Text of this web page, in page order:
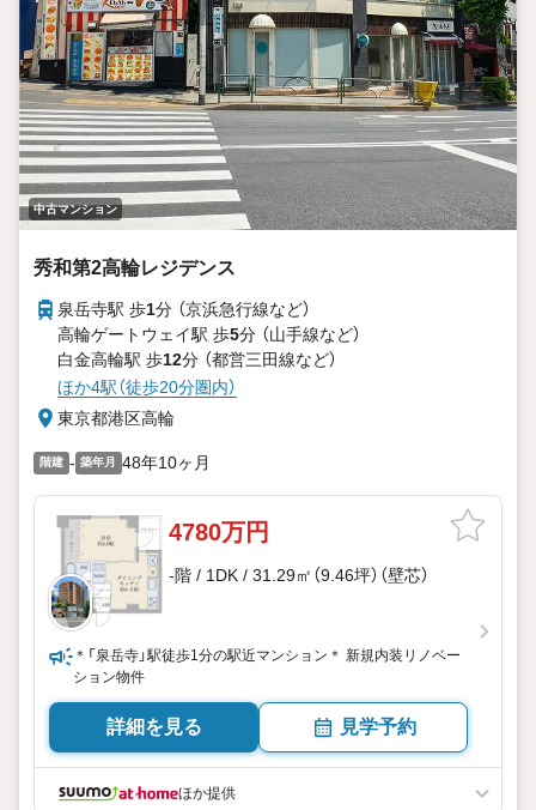
中古マンション
秀和第2高輪レジデンス
泉岳寺駅 歩1分 （京浜急行線など）
高輪ゲートウェイ駅 歩5分 （山手線など）
白金高輪駅 歩12分 （都営三田線など）
ほか4駅（徒歩20分圏内）
東京都港区高輪
階建 - 築年月 48年10ヶ月
4780万円
-階 / 1DK / 31.29㎡（9.46坪）（壁芯）
＊「泉岳寺」駅徒歩1分の駅近マンション＊ 新規内装リノベー
ション物件
詳細を見る 見学予約
ほか提供